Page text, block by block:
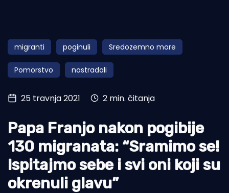
Obala
Otoci
Turizam i nautika
Pomorstvo
Ekologija
Tradicija i kultura
migranti poginuli Sredozemno more
Pomorstvo nastradali
25 travnja 2021 2 min. čitanja
Papa Franjo nakon pogibije
130 migranata: “Sramimo se!
Ispitajmo sebe i svi oni koji su
okrenuli glavu”